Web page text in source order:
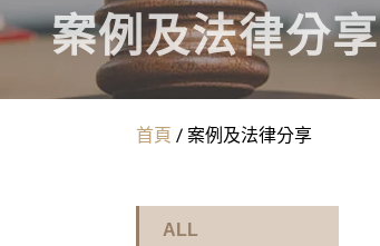
案例及法律分享
首頁 /案例及法律分享
ALL